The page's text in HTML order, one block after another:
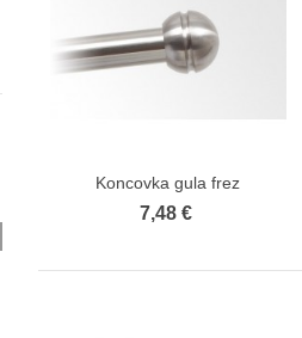
Roleta plisé extra séria s montážou
do rámu Hnedá
9,73 €10,24 €
Zobraziť viac
Koncovka gula frez
7,48 €